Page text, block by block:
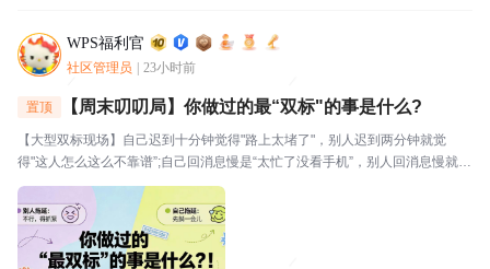
WPS福利官
社区管理员 23小时前
置顶 【周末叨叨局】你做过的最“双标"的事是什么?
【大型双标现场】自己迟到十分钟觉得"路上太堵了"，别人迟到两分钟就觉
得"这人怎么这么不靠谱”;自己回消息慢是“太忙了没看手机”，别人回消息慢就是
“故意不回我吧”🔥玩法："我对自己___________,但对别人__________。我就
是这么双标。评论区坦...